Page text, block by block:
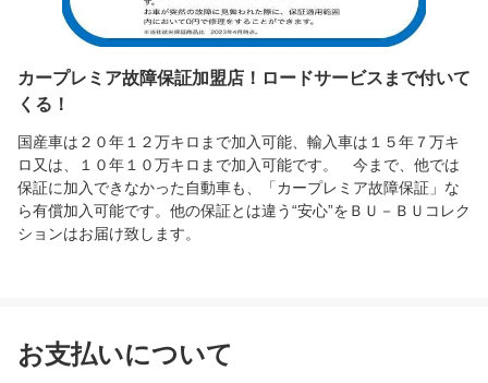
カープレミア故障保証加盟店！ロードサービスまで付いて
くる！
国産車は２０年１２万キロまで加入可能、輸入車は１５年７万キ
ロ又は、１０年１０万キロまで加入可能です。 今まで、他では
保証に加入できなかった自動車も、「カープレミア故障保証」な
ら有償加入可能です。他の保証とは違う“安心”をＢＵ－ＢＵコレク
ションはお届け致します。
お支払いについて